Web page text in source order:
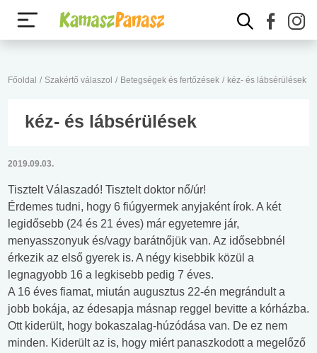
Főoldal / Szakértő válaszol / Betegségek és fertőzések / kéz- és lábsérülések
kéz- és lábsérülések
2019.09.03.
Tisztelt Válaszadó! Tisztelt doktor nő/úr!
Érdemes tudni, hogy 6 fiúgyermek anyjaként írok. A két
legidősebb (24 és 21 éves) már egyetemre jár,
menyasszonyuk és/vagy barátnőjük van. Az idősebbnél
érkezik az első gyerek is. A négy kisebbik közül a
legnagyobb 16 a legkisebb pedig 7 éves.
A 16 éves fiamat, miután augusztus 22-én megrándult a
jobb bokája, az édesapja másnap reggel bevitte a kórházba.
Ott kiderült, hogy bokaszalag-húzódása van. De ez nem
minden. Kiderült az is, hogy miért panaszkodott a megelőző